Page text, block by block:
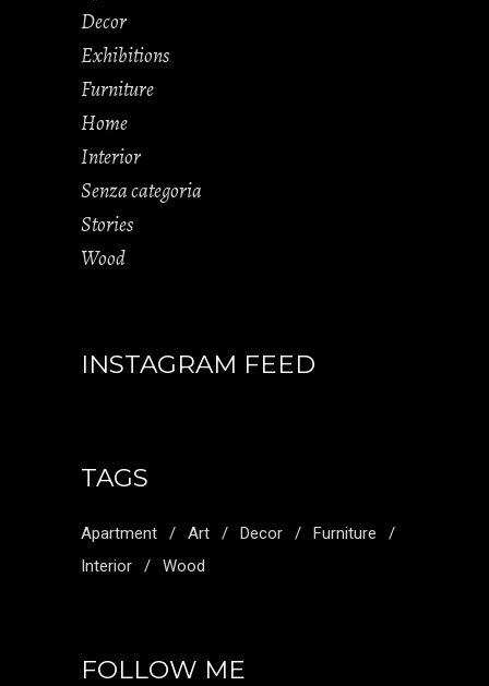
Decor
Exhibitions
Furniture
Home
Interior
Senza categoria
Stories
Wood
INSTAGRAM FEED
TAGS
Apartment Art Decor
Furniture
Interior
Wood
FOLLOW ME